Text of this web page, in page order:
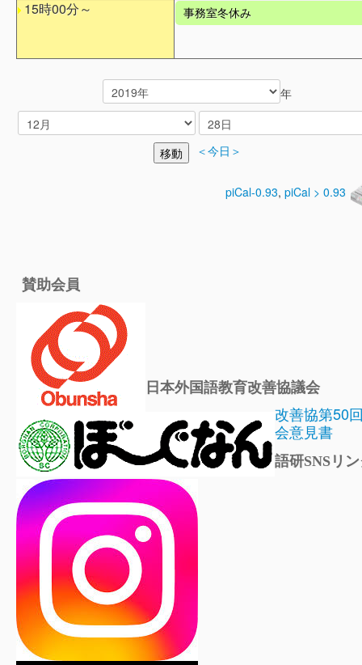
15時00分～ 事務室冬休み
年
＜今日＞
piCal-0.93, piCal > 0.93
賛助会員
日本外国語教育改善協議会
改善協第50
会意見書
語研SNSリ